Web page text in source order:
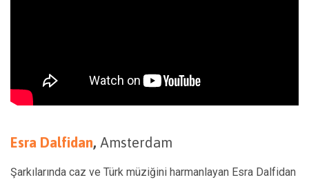
Esra Dalfidan, Amsterdam
Şarkılarında caz ve Türk müziğini harmanlayan Esra Dalfidan